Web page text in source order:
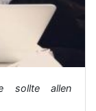
sollte allen